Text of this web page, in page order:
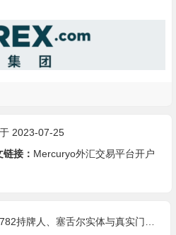
2023-07-25
接： Mercuryo外汇交易平台开户